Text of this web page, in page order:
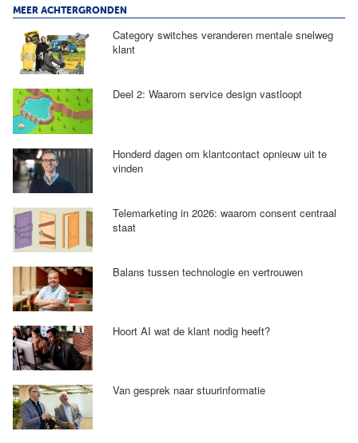
MEER ACHTERGRONDEN
Category switches veranderen mentale snelweg
klant
Deel 2: Waarom service design vastloopt
Honderd dagen om klantcontact opnieuw uit te
vinden
Telemarketing in 2026: waarom consent centraal
staat
Balans tussen technologie en vertrouwen
Hoort AI wat de klant nodig heeft?
Van gesprek naar stuurinformatie